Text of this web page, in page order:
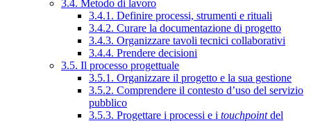
3.4. Metodo di lavoro
3.4.1. Definire processi, strumenti e rituali
3.4.2. Curare la documentazione di progetto
3.4.3. Organizzare tavoli tecnici collaborativi
3.4.4. Prendere decisioni
3.5. Il processo progettuale
3.5.1. Organizzare il progetto e la sua gestione
3.5.2. Comprendere il contesto d’uso del servizio
pubblico
3.5.3. Progettare i processi e i touchpointdel